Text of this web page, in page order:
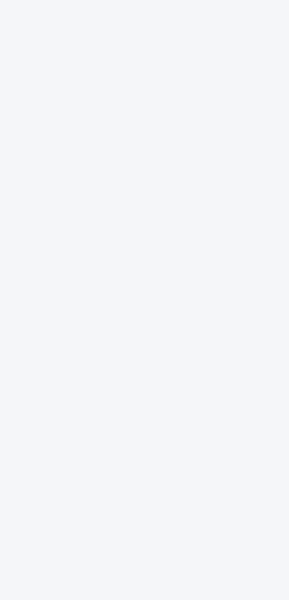
受注の自動取込 : 受注
LOGILESSに取り込ま
Help